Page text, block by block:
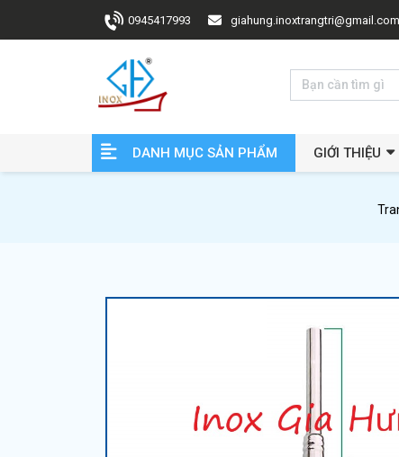
0945417993 giahung.inoxtrangtri@gmail.com
DANH MỤC SẢN PHẨM GIỚI THIỆU